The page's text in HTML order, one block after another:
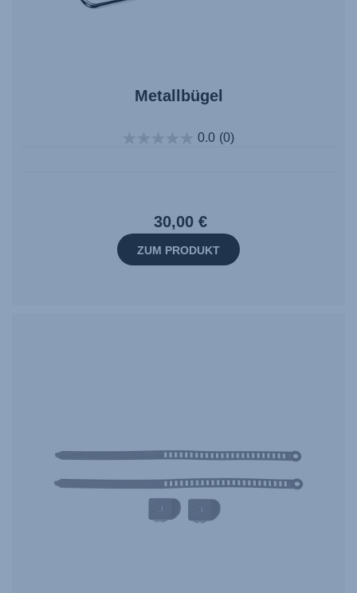
Metallbügel
0.0 (0)
30,00 €
ZUM PRODUKT